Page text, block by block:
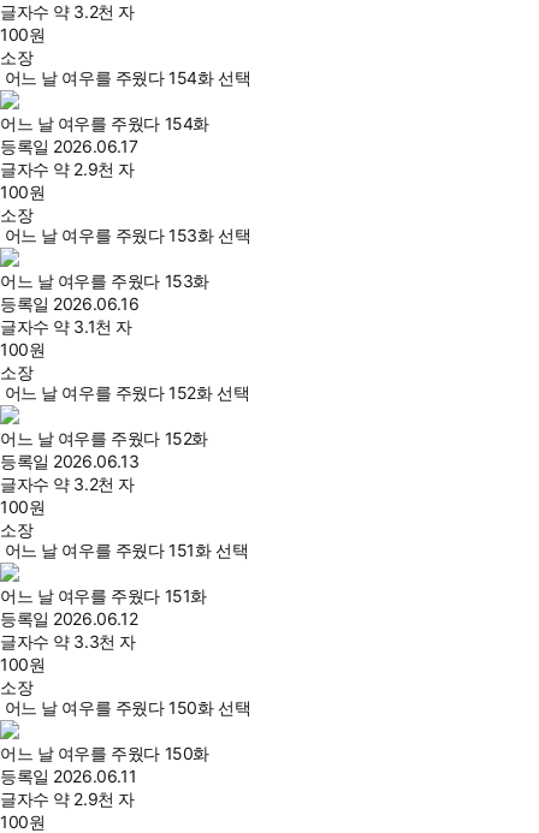
글자수 약 3.2천 자
100원
소장
어느 날 여우를 주웠다 154화 선택
어느 날 여우를 주웠다 154화
등록일 2026.06.17
글자수 약 2.9천 자
100원
소장
어느 날 여우를 주웠다 153화 선택
어느 날 여우를 주웠다 153화
등록일 2026.06.16
글자수 약 3.1천 자
100원
소장
어느 날 여우를 주웠다 152화 선택
어느 날 여우를 주웠다 152화
등록일 2026.06.13
글자수 약 3.2천 자
100원
소장
어느 날 여우를 주웠다 151화 선택
어느 날 여우를 주웠다 151화
등록일 2026.06.12
글자수 약 3.3천 자
100원
소장
어느 날 여우를 주웠다 150화 선택
어느 날 여우를 주웠다 150화
등록일 2026.06.11
글자수 약 2.9천 자
100원